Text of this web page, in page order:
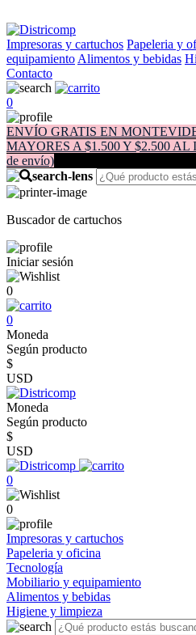
Impresoras y cartuchos Papeleria y
equipamiento Alimentos y bebidas
Contacto
0
ENVÍO GRATIS EN
MAYORES A $1.500 Y $2.500 AL
de envío)
Buscador de cartuchos
Iniciar sesión
0
0
Moneda
Según producto
$
USD
Moneda
Según producto
$
USD
0
0
Impresoras y cartuchos
Papeleria y oficina
Tecnología
Mobiliario y equipamiento
Alimentos y bebidas
Higiene y limpieza